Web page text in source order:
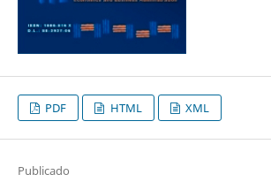
PDF HTML XML
Publicado